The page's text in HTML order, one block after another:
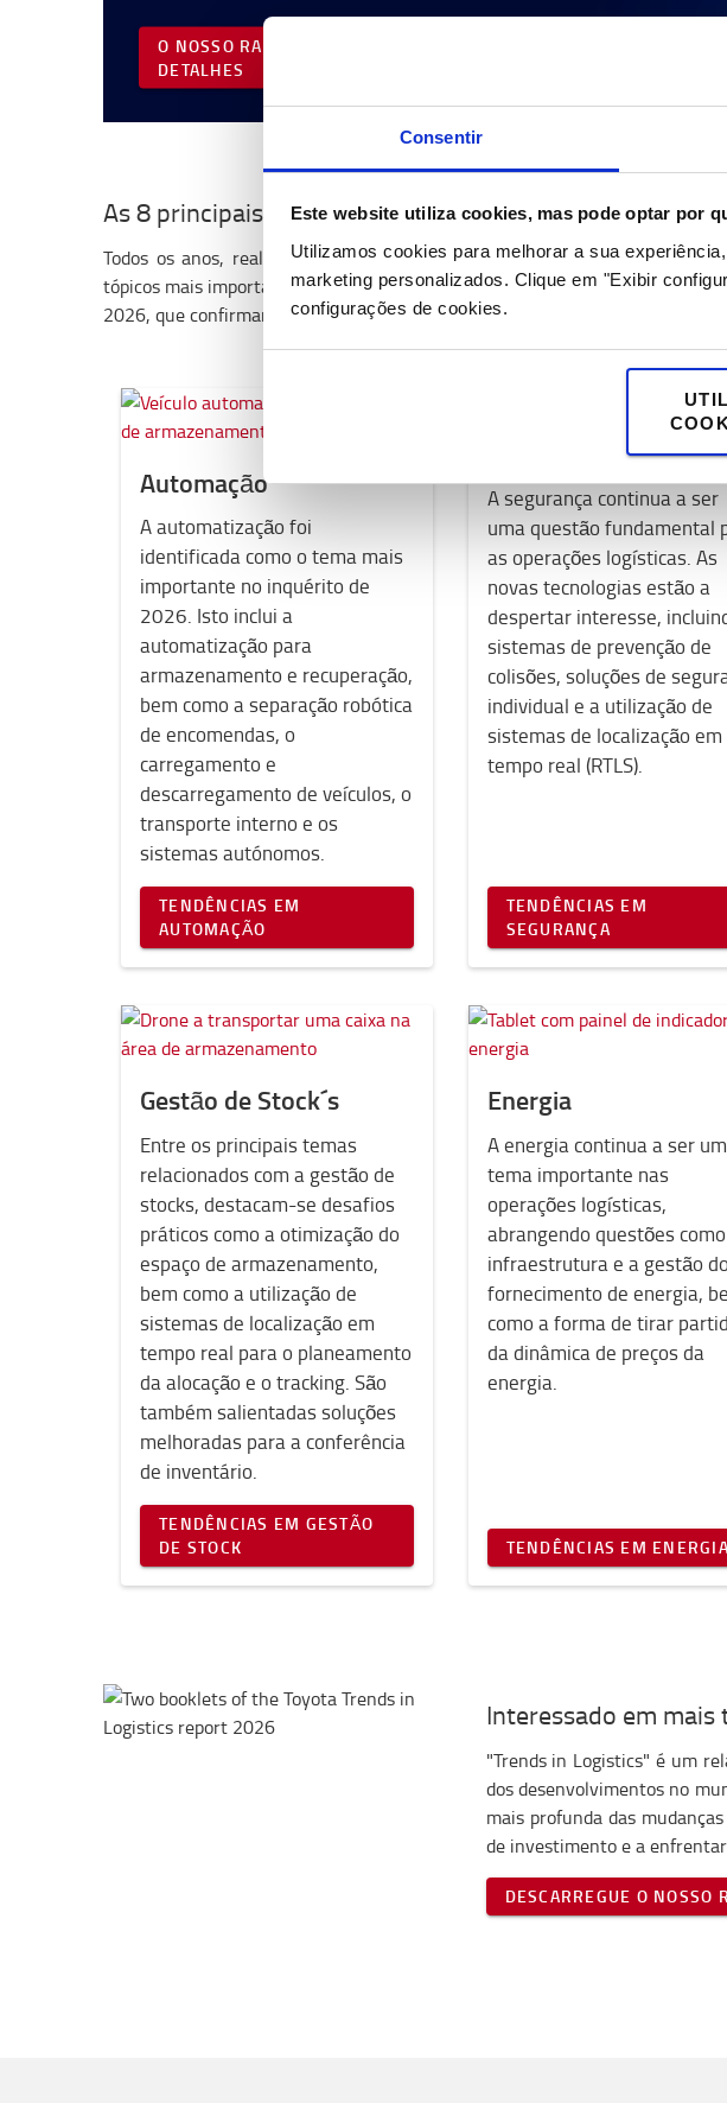
Consentir
Este website utiliza cookies, mas pode optar por
Utilizamos cookies para melhorar a sua
marketing personalizados. Clique em "Exibir
configurações de cookies.
O NOSSO RADAR DE TENDÊNCIAS COM MAIS
DETALHES
As 8 principais tendências logísticas para 2026: estão no
Todos os anos, realizamos um inquérito aos clientes (o Programa de
tópicos mais importantes para eles quando planeiam as suas operações
2026, que confirmam o que já consta no nosso radar de tendências.
Automação
A automatização foi
identificada como o tema mais
importante no inquérito de
2026. Isto inclui a
automatização para
armazenamento e recuperação,
bem como a separação robótica
de encomendas, o
carregamento e
descarregamento de veículos, o
transporte interno e os
sistemas autónomos.
TENDÊNCIAS EM
AUTOMAÇÃO
A segurança continua a ser
uma questão fundamental
as operações logísticas. As
novas tecnologias estão a
despertar interesse,
sistemas de prevenção de
colisões, soluções de
individual e a utilização de
sistemas de localização em
tempo real (RTLS).
TENDÊNCIAS EM
SEGURANÇA
Gestão de Stock´s
Entre os principais temas
relacionados com a gestão de
stocks, destacam-se desafios
práticos como a otimização do
espaço de armazenamento,
bem como a utilização de
sistemas de localização em
tempo real para o planeamento
da alocação e o tracking. São
também salientadas soluções
melhoradas para a conferência
de inventário.
TENDÊNCIAS EM GESTÃO
DE STOCK
Energia
A energia continua a ser um
tema importante nas
operações logísticas,
abrangendo questões
infraestrutura e a gestão
fornecimento de energia,
como a forma de tirar
da dinâmica de preços da
energia.
TENDÊNCIAS EM ENERGIA
Interessado em mais
"Trends in Logistics" é um
dos desenvolvimentos no
mais profunda das
de investimento e a
DESCARREGUE O NOSSO